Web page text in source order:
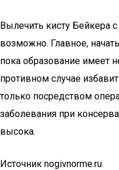
Вылечить кисту Бейкера
возможно. Главное,
пока образование имеет
противном случае
только посредством
заболевания при
высока.
Источник nogivnorme.ru